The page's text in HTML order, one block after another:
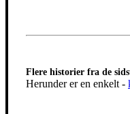
Flere historier fra de
Herunder er en enkelt -